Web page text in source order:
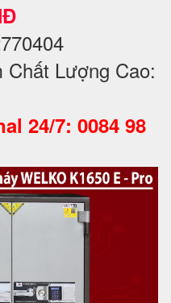
Chất Lượng Cao:
24/7: 0084 98